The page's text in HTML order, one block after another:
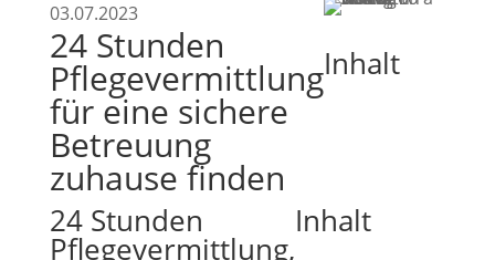
03.07.2023
24 Stunden
Pflegevermittlung
für eine sichere
Betreuung
zuhause finden
Inhalt
24 Stunden
Pflegevermittlung,
Inhalt